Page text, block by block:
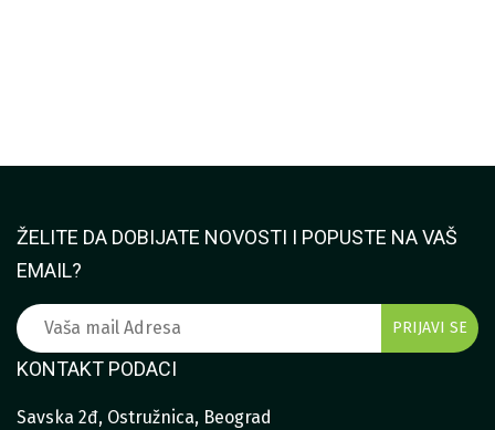
ŽELITE DA DOBIJATE NOVOSTI I POPUSTE NA VAŠ
EMAIL?
KONTAKT PODACI
Savska 2đ, Ostružnica, Beograd